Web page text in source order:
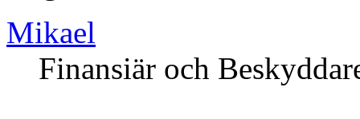
Mikael
Finansiär och